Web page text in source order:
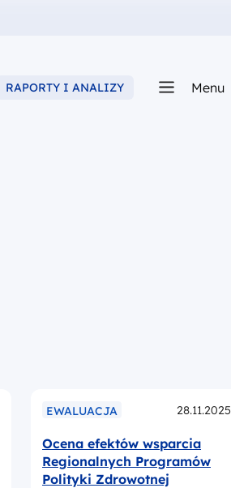
RAPORTY I ANALIZY Menu
EWALUACJA 28.11.2025
Ocena efektów wsparcia
Regionalnych Programów
Polityki Zdrowotnej